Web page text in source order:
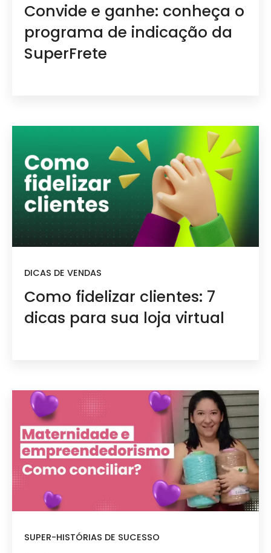
Convide e ganhe: conheça o
programa de indicação da
SuperFrete
DICAS DE VENDAS
Como fidelizar clientes: 7
dicas para sua loja virtual
SUPER-HISTÓRIAS DE SUCESSO